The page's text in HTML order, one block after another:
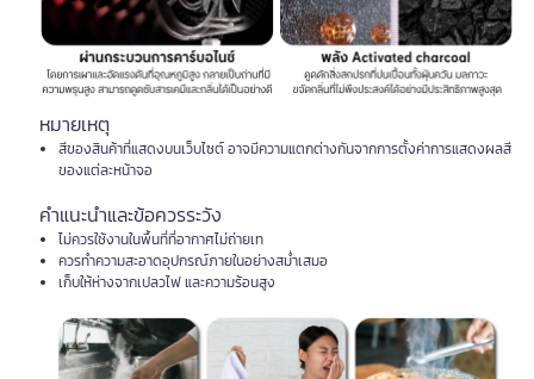
หมายเหตุ
สีของสินค้าที่แสดงบนเว็บไซต์ อาจมีความแตกต่างกันจากการตั้งค่าการแสดงผลสี
ของแต่ละหน้าจอ
คำแนะนำและข้อควรระวัง
ไม่ควรใช้งานในพื้นที่ที่อากาศไม่ถ่ายเท
ควรทำความสะอาดอุปกรณ์ภายในอย่างสม่ำเสมอ
เก็บให้ห่างจากเปลวไฟ และความร้อนสูง